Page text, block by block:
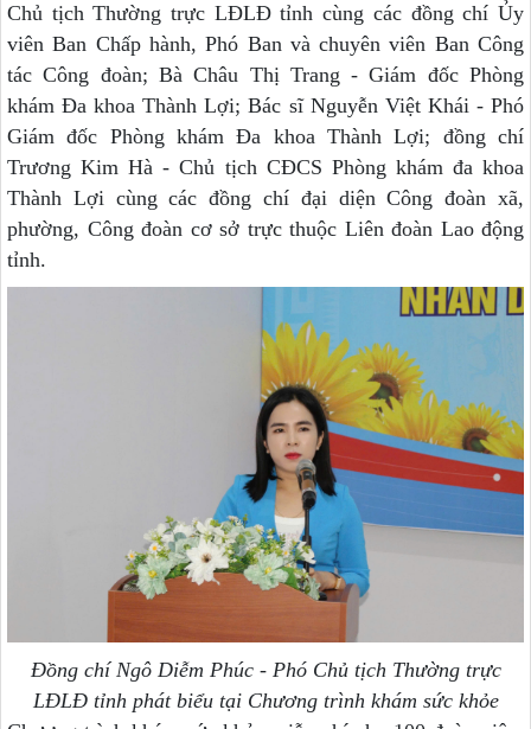
Chủ tịch Thường trực LĐLĐ tỉnh cùng các đồng chí Ủy
viên Ban Chấp hành, Phó Ban và chuyên viên Ban Công
tác Công đoàn; Bà Châu Thị Trang - Giám đốc Phòng
khám Đa khoa Thành Lợi; Bác sĩ Nguyễn Việt Khái - Phó
Giám đốc Phòng khám Đa khoa Thành Lợi; đồng chí
Trương Kim Hà - Chủ tịch CĐCS Phòng khám đa khoa
Thành Lợi cùng các đồng chí đại diện Công đoàn xã,
phường, Công đoàn cơ sở trực thuộc Liên đoàn Lao động
tỉnh.
Đồng chí Ngô Diễm Phúc - Phó Chủ tịch Thường trực
LĐLĐ tỉnh phát biểu tại Chương trình khám sức khỏe